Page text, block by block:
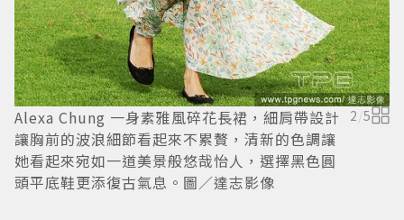
Alexa Chung 一身素雅風碎花長裙，細肩帶設計
讓胸前的波浪細節看起來不累贅，清新的色調讓
她看起來宛如一道美景般悠哉怡人，選擇黑色圓
頭平底鞋更添復古氣息。圖／達志影像
2/5